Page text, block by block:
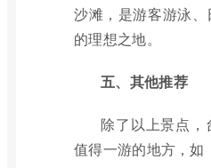
沙滩，是游客游泳
的理想之地。
五、其他推荐
除了以上景点
值得一游的地方，如